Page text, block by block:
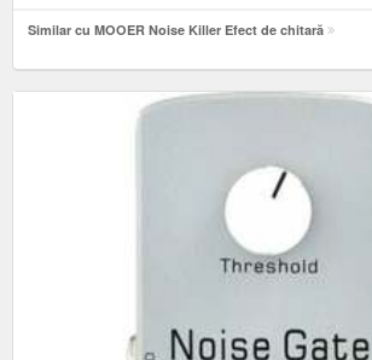
Similar cu MOOER Noise Killer Efect de chitară